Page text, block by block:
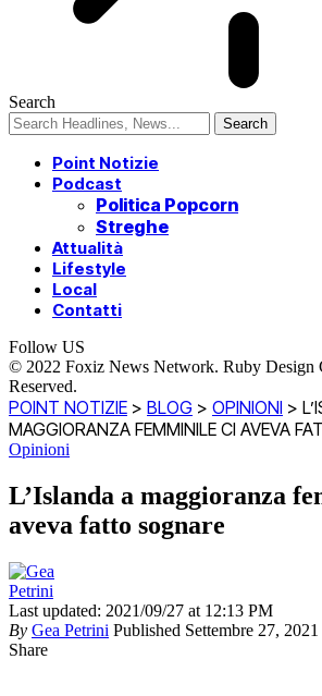
Search
Point Notizie
Podcast
Politica Popcorn
Streghe
Attualità
Lifestyle
Local
Contatti
Follow US
© 2022 Foxiz News Network. Ruby Design
Reserved.
POINT NOTIZIE > BLOG > OPINIONI >
MAGGIORANZA FEMMINILE CI AVEVA
Opinioni
L’Islanda a maggioranza
aveva fatto sognare
Last updated: 2021/09/27 at 12:13 PM
By Gea Petrini Published Settembre 27, 2021
Share